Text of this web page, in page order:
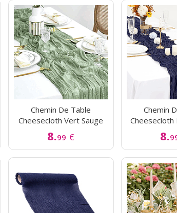
Chemin De Table
Cheesecloth Vert Sauge
8.99 €
Chemin
Cheesecloth
8.